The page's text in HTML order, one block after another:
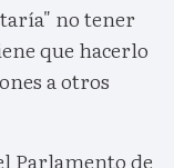
no tener
que hacerlo
a otros
Parlamento de